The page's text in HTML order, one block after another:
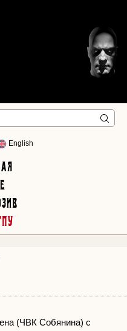
English
(ЧВК Собянина) с